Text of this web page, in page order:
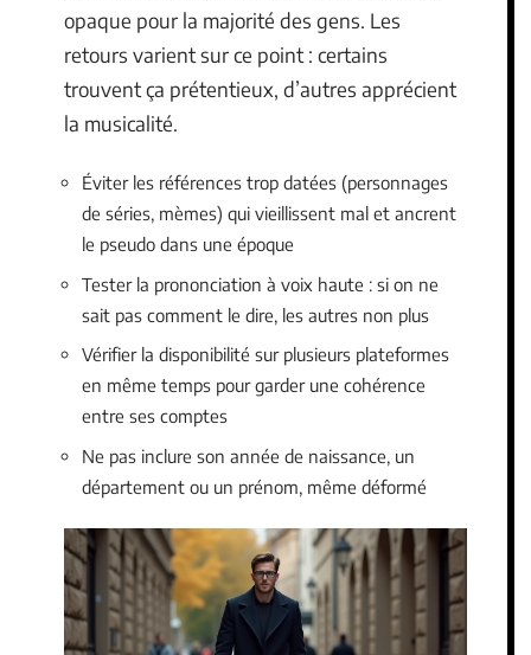
opaque pour la majorité des gens. Les
retours varient sur ce point : certains
trouvent ça prétentieux, d’autres apprécient
la musicalité.
Éviter les références trop datées (personnages
de séries, mèmes) qui vieillissent mal et ancrent
le pseudo dans une époque
Tester la prononciation à voix haute : si on ne
sait pas comment le dire, les autres non plus
Vérifier la disponibilité sur plusieurs plateformes
en même temps pour garder une cohérence
entre ses comptes
Ne pas inclure son année de naissance, un
département ou un prénom, même déformé